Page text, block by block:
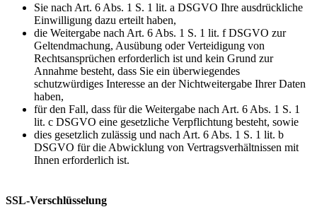
Sie nach Art. 6 Abs. 1 S. 1 lit. a DSGVO Ihre ausdrückliche
Einwilligung dazu erteilt haben,
die Weitergabe nach Art. 6 Abs. 1 S. 1 lit. f DSGVO zur
Geltendmachung, Ausübung oder Verteidigung von
Rechtsansprüchen erforderlich ist und kein Grund zur
Annahme besteht, dass Sie ein überwiegendes
schutzwürdiges Interesse an der Nichtweitergabe Ihrer Daten
haben,
für den Fall, dass für die Weitergabe nach Art. 6 Abs. 1 S. 1
lit. c DSGVO eine gesetzliche Verpflichtung besteht, sowie
dies gesetzlich zulässig und nach Art. 6 Abs. 1 S. 1 lit. b
DSGVO für die Abwicklung von Vertragsverhältnissen mit
Ihnen erforderlich ist.
SSL-Verschlüsselung